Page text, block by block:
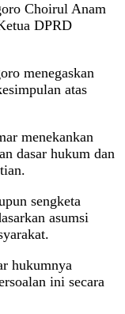
Choirul Anam
DPRD
menegaskan
atas
menekankan
dasar hukum dan
sengketa
asumsi
hukumnya
ini secara